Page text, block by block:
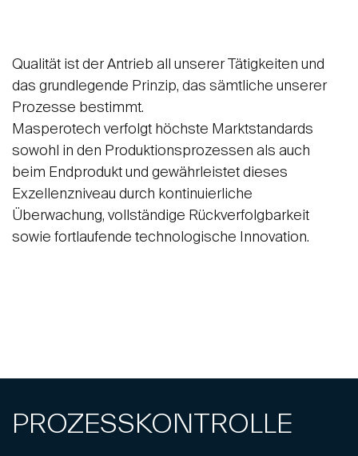
Qualität ist der Antrieb all unserer Tätigkeiten und
das grundlegende Prinzip, das sämtliche unserer
Prozesse bestimmt.
Masperotech verfolgt höchste Marktstandards
sowohl in den Produktionsprozessen als auch
beim Endprodukt und gewährleistet dieses
Exzellenzniveau durch kontinuierliche
Überwachung, vollständige Rückverfolgbarkeit
sowie fortlaufende technologische Innovation.
PROZESSKONTROLLE